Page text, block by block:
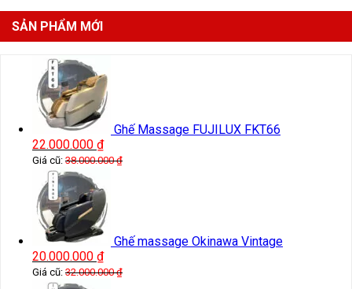
SẢN PHẨM MỚI
Ghế Massage FUJILUX FKT66
22.000.000 ₫
Giá cũ: 38.000.000₫
Ghế massage Okinawa Vintage
20.000.000 ₫
Giá cũ: 32.000.000₫